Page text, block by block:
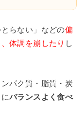
らない」などの偏
体調を崩したり し
パク質・脂質・炭
バランスよく食べ